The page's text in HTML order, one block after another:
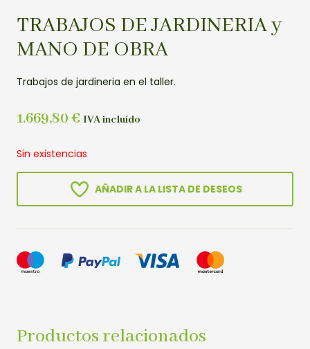
TRABAJOS DE JARDINERIA y
MANO DE OBRA
Trabajos de jardineria en el taller.
1.669,80 € IVA incluído
Sin existencias
AÑADIR A LA LISTA DE DESEOS
Productos relacionados